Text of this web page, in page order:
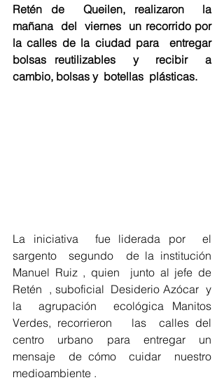
Retén de  Queilen, realizaron  la
mañana  del  viernes  un recorrido por
la calles de la ciudad para  entregar
bolsas reutilizables  y  recibir  a
cambio, bolsas y  botellas  plásticas.
La iniciativa  fue liderada por  el
sargento  segundo  de la institución
Manuel Ruiz , quien  junto al jefe de
Retén  , suboficial  Desiderio Azócar  y
la  agrupación  ecológica Manitos
Verdes, recorrieron   las  calles del
centro urbano para entregar un
mensaje  de cómo  cuidar  nuestro
medioambiente .